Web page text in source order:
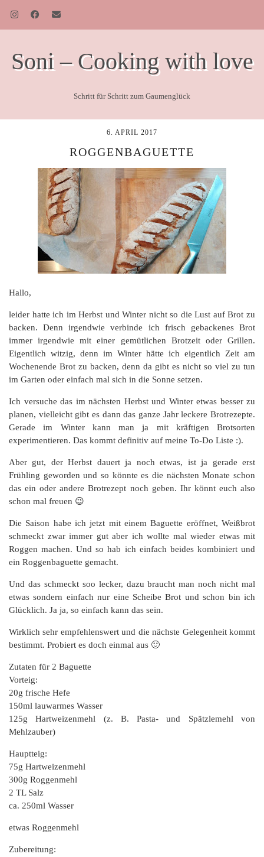
Soni – Cooking with love
Schritt für Schritt zum Gaumenglück
6. APRIL 2017
ROGGENBAGUETTE
Hallo,
leider hatte ich im Herbst und Winter nicht so die Lust auf Brot zu
backen. Denn irgendwie verbinde ich frisch gebackenes Brot
immer irgendwie mit einer gemütlichen Brotzeit oder Grillen.
Eigentlich witzig, denn im Winter hätte ich eigentlich Zeit am
Wochenende Brot zu backen, denn da gibt es nicht so viel zu tun
im Garten oder einfach mal sich in die Sonne setzen.
Ich versuche das im nächsten Herbst und Winter etwas besser zu
planen, vielleicht gibt es dann das ganze Jahr leckere Brotrezepte.
Gerade im Winter kann man ja mit kräftigen Brotsorten
experimentieren. Das kommt definitiv auf meine To-Do Liste :).
Aber gut, der Herbst dauert ja noch etwas, ist ja gerade erst
Frühling geworden und so könnte es die nächsten Monate schon
das ein oder andere Brotrezept noch geben. Ihr könnt euch also
schon mal freuen 😉
Die Saison habe ich jetzt mit einem Baguette eröffnet, Weißbrot
schmeckt zwar immer gut aber ich wollte mal wieder etwas mit
Roggen machen. Und so hab ich einfach beides kombiniert und
ein Roggenbaguette gemacht.
Und das schmeckt soo lecker, dazu braucht man noch nicht mal
etwas sondern einfach nur eine Scheibe Brot und schon bin ich
Glücklich. Ja ja, so einfach kann das sein.
Wirklich sehr empfehlenswert und die nächste Gelegenheit kommt
bestimmt. Probiert es doch einmal aus 🙂
Zutaten für 2 Baguette
Vorteig:
20g frische Hefe
150ml lauwarmes Wasser
125g Hartweizenmehl (z. B. Pasta- und Spätzlemehl von
Mehlzauber)
Hauptteig:
75g Hartweizenmehl
300g Roggenmehl
2 TL Salz
ca. 250ml Wasser
etwas Roggenmehl
Zubereitung: